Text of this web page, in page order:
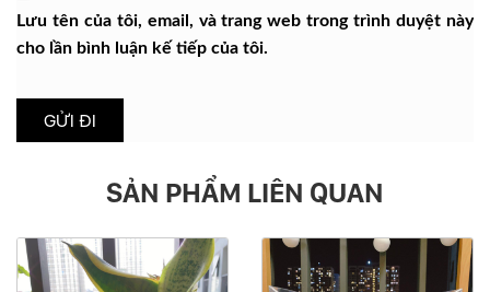
Lưu tên của tôi, email, và trang web trong trình duyệt này
cho lần bình luận kế tiếp của tôi.
SẢN PHẨM LIÊN QUAN